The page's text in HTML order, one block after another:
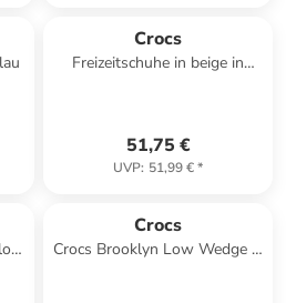
Crocs
Freizeitschuhe in beige in
51,75 €
UVP: 51,99 €*
Crocs
Crocs Brooklyn Low Wedge in